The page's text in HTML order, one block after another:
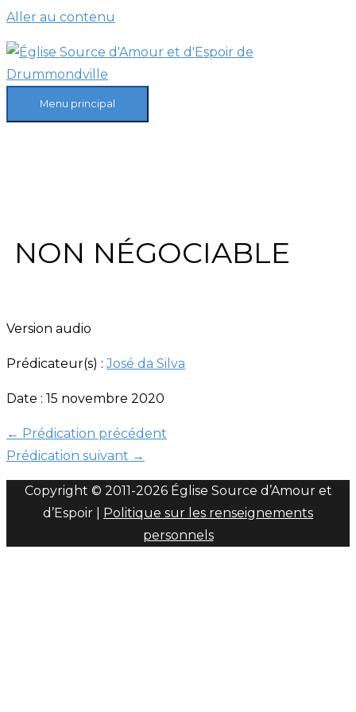
Aller au contenu
Menu principal
NON NÉGOCIABLE
Version audio
Prédicateur(s) :José da Silva
Date : 15 novembre 2020
← Prédication précédent
Prédication suivant →
Copyright © 2011-2026 Église Source d’Amour et
d’Espoir | Politique sur les renseignements
personnels